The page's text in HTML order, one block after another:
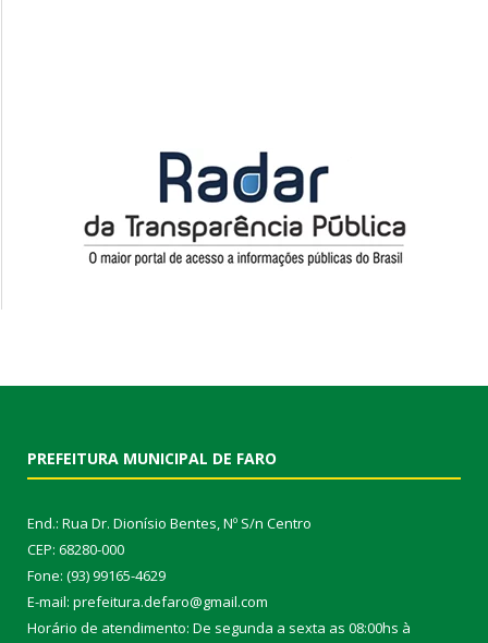
PREFEITURA MUNICIPAL DE FARO
End.: Rua Dr. Dionísio Bentes, Nº S/n Centro
CEP: 68280-000
Fone: (93) 99165-4629
E-mail: prefeitura.defaro@gmail.com
Horário de atendimento: De segunda a sexta as 08:00hs à